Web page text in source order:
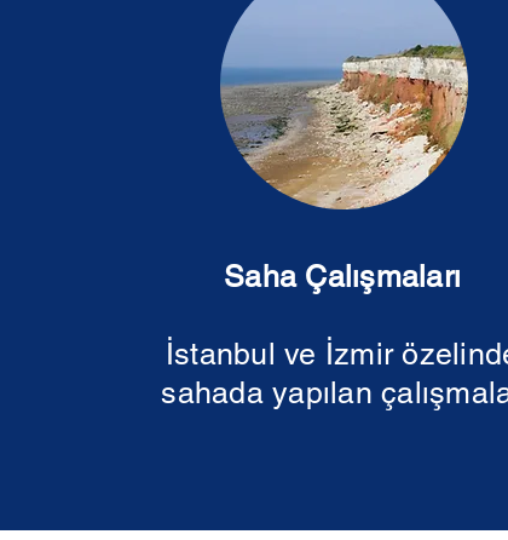
Saha Çalışmaları
İstanbul ve İzmir
sahada yapılan